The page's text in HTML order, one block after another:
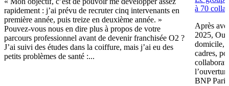
rapidement : j’ai prévu de recruter cinq intervenants en
première année, puis treize en deuxième année. »
Pouvez-vous nous en dire plus à propos de votre
parcours professionnel avant de devenir franchisée O2 ?
J’ai suivi des études dans la coiffure, mais j’ai eu des
petits problèmes de santé :...
à 70
Après
2025, Oui
domicile,
cadres,
BNP